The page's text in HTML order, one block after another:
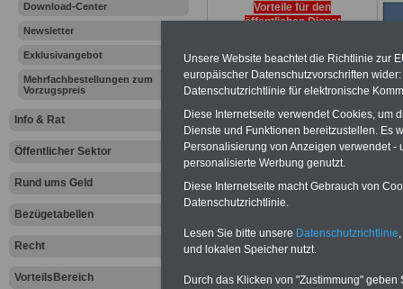
Download-Center
Newsletter
Exklusivangebot
Mehrfachbestellungen zum
Vorzugspreis
Info & Rat
Öffentlicher Sektor
Rund ums Geld
Bezügetabellen
Recht
VorteilsBereich
Vorteile für den
öffentlichen Dienst
Berufsunfähigkeitsabsicherung
-Krankenzusatzversicherung-
Online-Vergleich Gesetzliche
Zahnzusatzversicherung-
Ihr
den Fall der
Leben
Unsere Website beachtet die Richtlinie zur
europäischer Datenschutzvorschriften
Datenschutzrichtlinie für elektronische
Diese Internetseite verwendet Cookies, um
Dienste und Funktionen bereitzustellen. Es
Personalisierung von Anzeigen verwendet
personalisierte Werbung genutzt.
Diese Internetseite macht Gebrauch von
Datenschutzrichtlinie.
Lesen Sie bitte unsere Datenschutzrichtlinie
und lokalen Speicher nutzt.
Durch das Klicken von "Zustimmung"